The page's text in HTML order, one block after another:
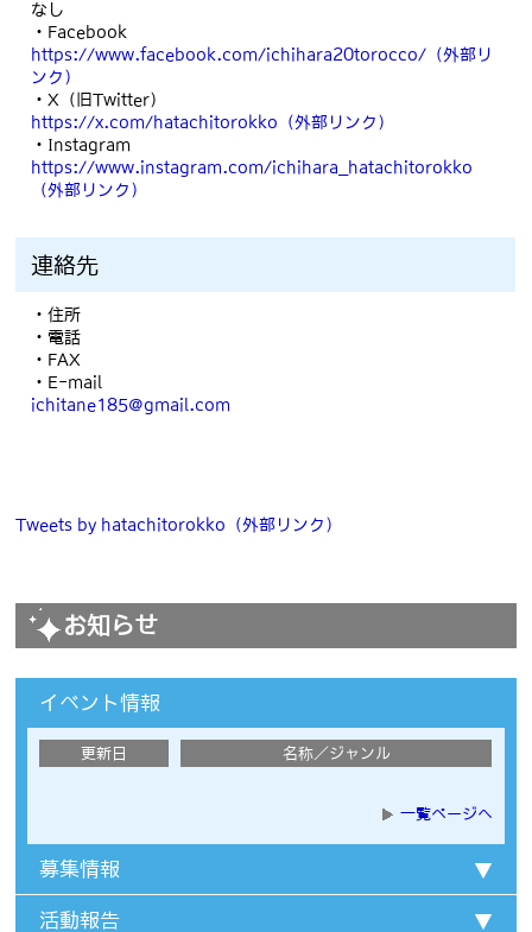
なし
・Facebook
https://www.facebook.com/ichihara20torocco/ （外部リ
ンク）
・X（旧Twitter）
https://x.com/hatachitorokko （外部リンク）
・Instagram
https://www.instagram.com/ichihara_hatachitorokko
（外部リンク）
連絡先
・住所
・電話
・FAX
・E-mail
ichitane185@gmail.com
Tweets by hatachitorokko （外部リンク）
お知らせ
イベント情報
更新日 名称／ジャンル
一覧ページへ
募集情報
活動報告